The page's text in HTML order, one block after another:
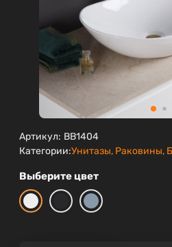
Артикул: BB1404
Категории:Унитазы, Раковины,
Выберите цвет